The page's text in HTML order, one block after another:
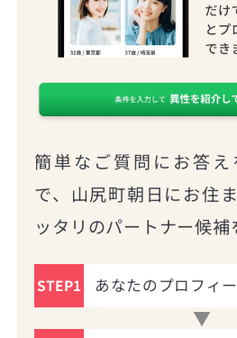
簡単なご質問にお答
で、山尻町朝日にお住
ッタリのパートナー候
STEP1 あなたのプロフィ